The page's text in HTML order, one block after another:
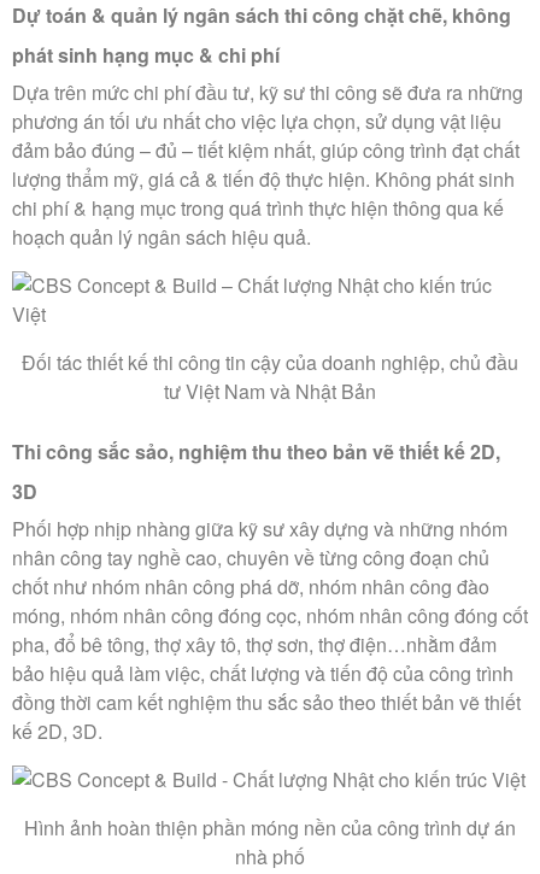
Dự toán & quản lý ngân sách thi công chặt chẽ, không
phát sinh hạng mục & chi phí
Dựa trên mức chi phí đầu tư, kỹ sư thi công sẽ đưa ra những
phương án tối ưu nhất cho việc lựa chọn, sử dụng vật liệu
đảm bảo đúng – đủ – tiết kiệm nhất, giúp công trình đạt chất
lượng thẩm mỹ, giá cả & tiến độ thực hiện. Không phát sinh
chi phí & hạng mục trong quá trình thực hiện thông qua kế
hoạch quản lý ngân sách hiệu quả.
Đối tác thiết kế thi công tin cậy của doanh nghiệp, chủ đầu
tư Việt Nam và Nhật Bản
Thi công sắc sảo, nghiệm thu theo bản vẽ thiết kế 2D,
3D
Phối hợp nhịp nhàng giữa kỹ sư xây dựng và những nhóm
nhân công tay nghề cao, chuyên về từng công đoạn chủ
chốt như nhóm nhân công phá dỡ, nhóm nhân công đào
móng, nhóm nhân công đóng cọc, nhóm nhân công đóng cốt
pha, đổ bê tông, thợ xây tô, thợ sơn, thợ điện…nhằm đảm
bảo hiệu quả làm việc, chất lượng và tiến độ của công trình
đồng thời cam kết nghiệm thu sắc sảo theo thiết bản vẽ thiết
kế 2D, 3D.
Hình ảnh hoàn thiện phần móng nền của công trình dự án
nhà phố